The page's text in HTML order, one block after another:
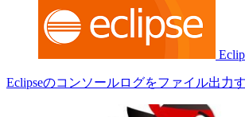
Eclipseのコンソールログをファイル出力